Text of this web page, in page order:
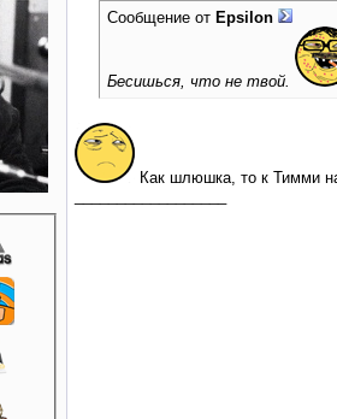
Сообщение от Epsilоn
Бесишься, что не твой.
Как шлюшка, то к Тимми